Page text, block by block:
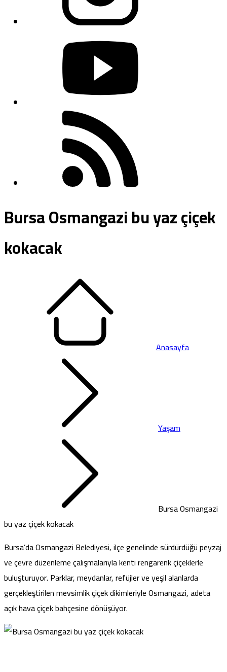
Bursa Osmangazi bu yaz çiçek
kokacak
Anasayfa
Yaşam
Bursa Osmangazi
bu yaz çiçek kokacak
Bursa’da Osmangazi Belediyesi, ilçe genelinde sürdürdüğü peyzaj
ve çevre düzenleme çalışmalarıyla kenti rengarenk çiçeklerle
buluşturuyor. Parklar, meydanlar, refüjler ve yeşil alanlarda
gerçekleştirilen mevsimlik çiçek dikimleriyle Osmangazi, adeta
açık hava çiçek bahçesine dönüşüyor.